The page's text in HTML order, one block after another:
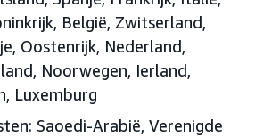
België, Zwitserland,
Oostenrijk, Nederland,
Noorwegen, Ierland,
Luxemburg
Saoedi-Arabië, Verenigde